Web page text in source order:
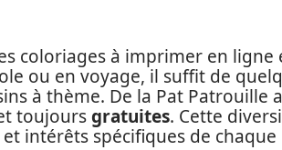
coloriages à imprimer en ligne
ou en voyage, il suffit de
à thème. De la Pat Patrouille
toujoursgratuites. Cette
intérêts spécifiques de